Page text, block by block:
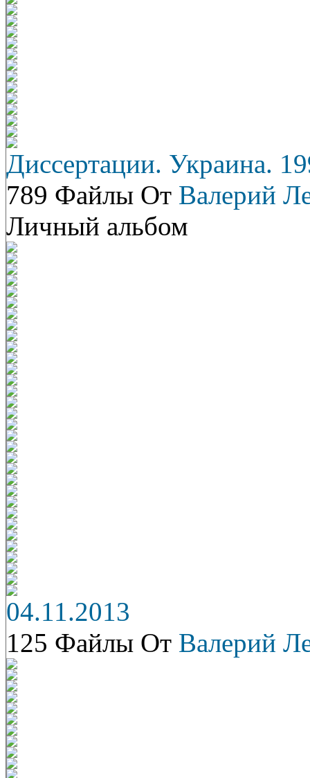
Диссертации. Украина.
789 Файлы От Валерий
Личный альбом
04.11.2013
125 Файлы От Валерий